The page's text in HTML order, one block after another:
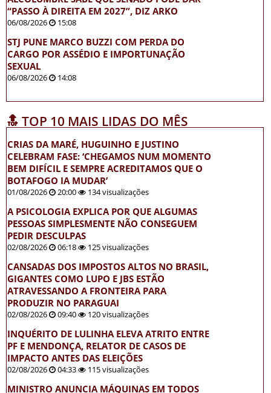
“PASSO À DIREITA EM 2027”, DIZ ARKO
06/08/2026 15:08
STJ PUNE MARCO BUZZI COM PERDA DO
CARGO POR ASSÉDIO E IMPORTUNAÇÃO
SEXUAL
06/08/2026 14:08
🔝 TOP 10 MAIS LIDAS DO MÊS
CRIAS DA MARÉ, HUGUINHO E JUSTINO
CELEBRAM FASE: ‘CHEGAMOS NUM MOMENTO
BEM DIFÍCIL E SEMPRE ACREDITAMOS QUE O
BOTAFOGO IA MUDAR’
01/08/2026 20:00 134 visualizações
A PSICOLOGIA EXPLICA POR QUE ALGUMAS
PESSOAS SIMPLESMENTE NÃO CONSEGUEM
PEDIR DESCULPAS
02/08/2026 06:18 125 visualizações
CANSADAS DOS IMPOSTOS ALTOS NO BRASIL,
GIGANTES COMO LUPO E JBS ESTÃO
ATRAVESSANDO A FRONTEIRA PARA
PRODUZIR NO PARAGUAI
02/08/2026 09:40 120 visualizações
INQUÉRITO DE LULINHA ELEVA ATRITO ENTRE
PF E MENDONÇA, RELATOR DE CASOS DE
IMPACTO ANTES DAS ELEIÇÕES
02/08/2026 04:33 115 visualizações
MINISTRO ANUNCIA MÁQUINAS EM TODOS